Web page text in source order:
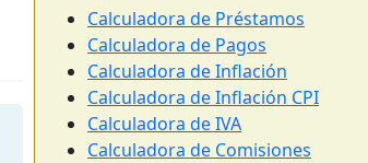
Calculadora de Préstamos
Calculadora de Pagos
Calculadora de Inflación
Calculadora de Inflación CPI
Calculadora de IVA
Calculadora de Comisiones